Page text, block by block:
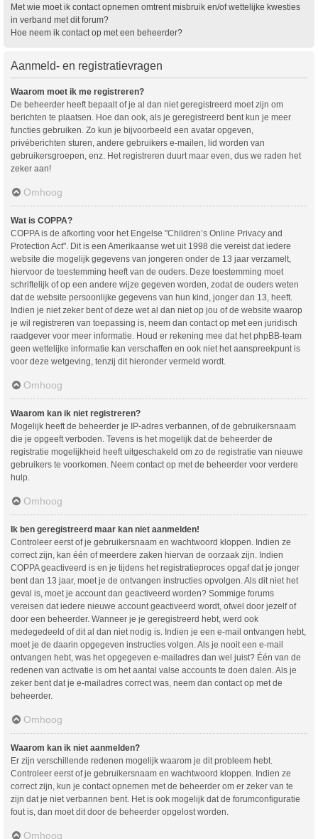
Met wie moet ik contact opnemen omtrent misbruik en/of wettelijke kwesties
in verband met dit forum?
Hoe neem ik contact op met een beheerder?
Aanmeld- en registratievragen
Waarom moet ik me registreren?
De beheerder heeft bepaalt of je al dan niet geregistreerd moet zijn om
berichten te plaatsen. Hoe dan ook, als je geregistreerd bent kun je meer
functies gebruiken. Zo kun je bijvoorbeeld een avatar opgeven,
privéberichten sturen, andere gebruikers e-mailen, lid worden van
gebruikersgroepen, enz. Het registreren duurt maar even, dus we raden het
zeker aan!
Omhoog
Wat is COPPA?
COPPA is de afkorting voor het Engelse "Children’s Online Privacy and
Protection Act". Dit is een Amerikaanse wet uit 1998 die vereist dat iedere
website die mogelijk gegevens van jongeren onder de 13 jaar verzamelt,
hiervoor de toestemming heeft van de ouders. Deze toestemming moet
schriftelijk of op een andere wijze gegeven worden, zodat de ouders weten
dat de website persoonlijke gegevens van hun kind, jonger dan 13, heeft.
Indien je niet zeker bent of deze wet al dan niet op jou of de website waarop
je wil registreren van toepassing is, neem dan contact op met een juridisch
raadgever voor meer informatie. Houd er rekening mee dat het phpBB-team
geen wettelijke informatie kan verschaffen en ook niet het aanspreekpunt is
voor deze wetgeving, tenzij dit hieronder vermeld wordt.
Omhoog
Waarom kan ik niet registreren?
Mogelijk heeft de beheerder je IP-adres verbannen, of de gebruikersnaam
die je opgeeft verboden. Tevens is het mogelijk dat de beheerder de
registratie mogelijkheid heeft uitgeschakeld om zo de registratie van nieuwe
gebruikers te voorkomen. Neem contact op met de beheerder voor verdere
hulp.
Omhoog
Ik ben geregistreerd maar kan niet aanmelden!
Controleer eerst of je gebruikersnaam en wachtwoord kloppen. Indien ze
correct zijn, kan één of meerdere zaken hiervan de oorzaak zijn. Indien
COPPA geactiveerd is en je tijdens het registratieproces opgaf dat je jonger
bent dan 13 jaar, moet je de ontvangen instructies opvolgen. Als dit niet het
geval is, moet je account dan geactiveerd worden? Sommige forums
vereisen dat iedere nieuwe account geactiveerd wordt, ofwel door jezelf of
door een beheerder. Wanneer je je geregistreerd hebt, werd ook
medegedeeld of dit al dan niet nodig is. Indien je een e-mail ontvangen hebt,
moet je de daarin opgegeven instructies volgen. Als je nooit een e-mail
ontvangen hebt, was het opgegeven e-mailadres dan wel juist? Één van de
redenen van activatie is om het aantal valse accounts te doen dalen. Als je
zeker bent dat je e-mailadres correct was, neem dan contact op met de
beheerder.
Omhoog
Waarom kan ik niet aanmelden?
Er zijn verschillende redenen mogelijk waarom je dit probleem hebt.
Controleer eerst of je gebruikersnaam en wachtwoord kloppen. Indien ze
correct zijn, kun je contact opnemen met de beheerder om er zeker van te
zijn dat je niet verbannen bent. Het is ook mogelijk dat de forumconfiguratie
fout is, dan moet dit door de beheerder opgelost worden.
Omhoog